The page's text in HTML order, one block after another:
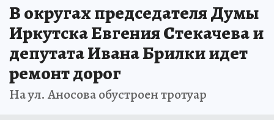
В округах председателя Думы
Иркутска Евгения Стекачева и
депутата Ивана Брилки идет
ремонт дорог
На ул. Аносова обустроен тротуар